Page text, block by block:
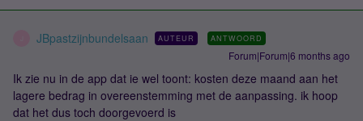
JBpastzijnbundelsaan AUTEUR ANTWOORD
Forum|Forum|6 months ago
Ik zie nu in de app dat ie wel toont: kosten deze maand aan het
lagere bedrag in overeenstemming met de aanpassing. ik hoop
dat het dus toch doorgevoerd is